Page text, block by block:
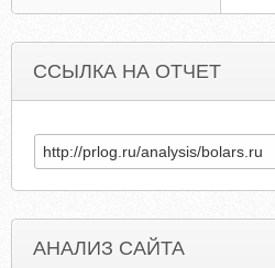
ССЫЛКА НА ОТЧЕТ
АНАЛИЗ САЙТА